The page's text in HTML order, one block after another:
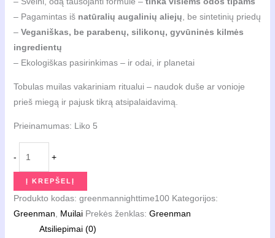
– Pagamintas iš natūralių augalinių aliejų, be sintetinių priedų
– Veganiškas, be parabenų, silikonų, gyvūninės kilmės
ingredientų
– Ekologiškas pasirinkimas – ir odai, ir planetai
Tobulas muilas vakariniam ritualui – naudok duše ar vonioje
prieš miegą ir pajusk tikrą atsipalaidavimą.
Prieinamumas: Liko 5
-
Natūralus
raminantis
muilas
+
Į KREPŠELĮ
Produkto kodas: greenmannighttime100 Kategorijos:
Greenman, Muilai Prekės ženklas: Greenman
Atsiliepimai (0)